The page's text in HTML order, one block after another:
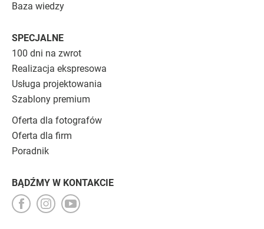
Baza wiedzy
SPECJALNE
100 dni na zwrot
Realizacja ekspresowa
Usługa projektowania
Szablony premium
Oferta dla fotografów
Oferta dla firm
Poradnik
BĄDŹMY W KONTAKCIE